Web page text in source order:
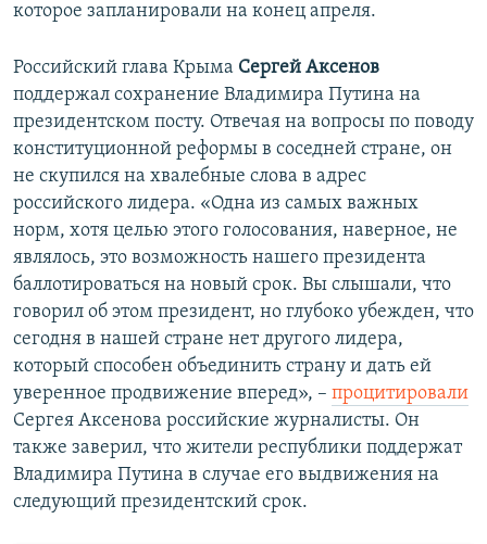
которое запланировали на конец апреля.
Российский глава Крыма Сергей Аксенов
поддержал сохранение Владимира Путина на
президентском посту. Отвечая на вопросы по поводу
конституционной реформы в соседней стране, он
не скупился на хвалебные слова в адрес
российского лидера. «Одна из самых важных
норм, хотя целью этого голосования, наверное, не
являлось, это возможность нашего президента
баллотироваться на новый срок. Вы слышали, что
говорил об этом президент, но глубоко убежден, что
сегодня в нашей стране нет другого лидера,
который способен объединить страну и дать ей
уверенное продвижение вперед», – процитировали
Сергея Аксенова российские журналисты. Он
также заверил, что жители республики поддержат
Владимира Путина в случае его выдвижения на
следующий президентский срок.